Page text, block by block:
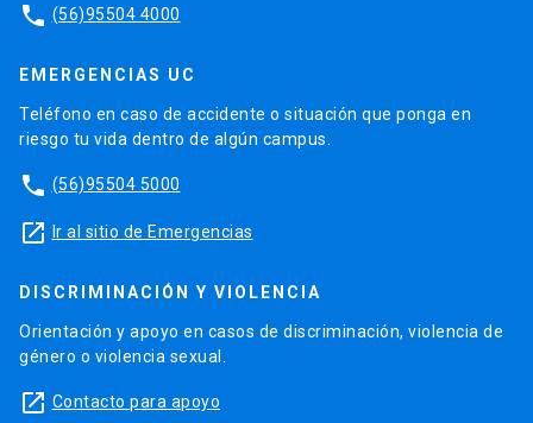
phone (56)95504 4000
EMERGENCIAS UC
Teléfono en caso de accidente o situación que ponga en
riesgo tu vida dentro de algún campus.
phone (56)95504 5000
launch Ir al sitio de Emergencias
DISCRIMINACIÓN Y VIOLENCIA
Orientación y apoyo en casos de discriminación, violencia de
género o violencia sexual.
launch Contacto para apoyo